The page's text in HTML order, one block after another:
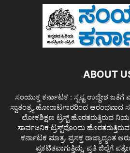
ABOUT
ಸಂಯುಕ್ತ ಕರ್ನಾಟಕ : ಸ್ಪಷ್ಟ ಉದ್ದೇಶ
ಸ್ವಾತಂತ್ರ್ಯ ಹೋರಾಟಗಾರರಿಂದ ಆರಂಭವಾದ
ಲೋಕಶಿಕ್ಷಣ ಟ್ರಸ್ಟ್ ಹೊರತರುತ್ತಿರುವ
ಸಾರ್ವಜನಿಕ ಟ್ರಸ್ಟ್‌ವೊಂದು
ಕರ್ನಾಟಕ ಮಾತ್ರ. ಪ್ರಸಕ್ತ ರಾಜ್ಯಾದ್ಯಂತ
ಪ್ರಕಟಿತವಾಗುತ್ತಿದ್ದು, ಪ್ರತಿ ಜಿಲ್ಲೆಗೆ